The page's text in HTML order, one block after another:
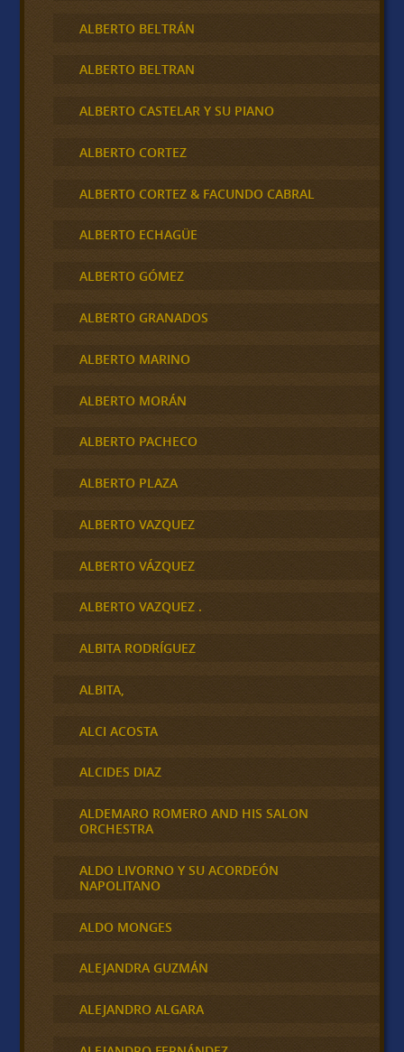
ALBERTO BELTRÁN
ALBERTO BELTRAN
ALBERTO CASTELAR Y SU PIANO
ALBERTO CORTEZ
ALBERTO CORTEZ & FACUNDO CABRAL
ALBERTO ECHAGÜE
ALBERTO GÓMEZ
ALBERTO GRANADOS
ALBERTO MARINO
ALBERTO MORÁN
ALBERTO PACHECO
ALBERTO PLAZA
ALBERTO VAZQUEZ
ALBERTO VÁZQUEZ
ALBERTO VAZQUEZ .
ALBITA RODRÍGUEZ
ALBITA,
ALCI ACOSTA
ALCIDES DIAZ
ALDEMARO ROMERO AND HIS SALON
ORCHESTRA
ALDO LIVORNO Y SU ACORDEÓN
NAPOLITANO
ALDO MONGES
ALEJANDRA GUZMÁN
ALEJANDRO ALGARA